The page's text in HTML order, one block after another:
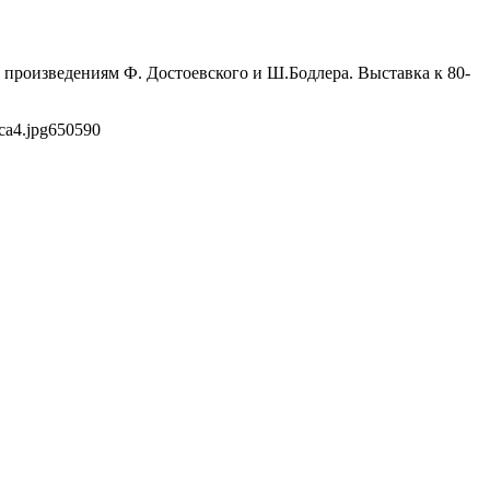
Ф. Достоевского и Ш.Бодлера. Выставка к 80-
650590